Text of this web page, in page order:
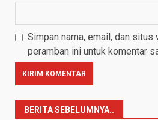
Simpan nama, email, dan situs
peramban ini untuk komentar
BERITA SEBELUMNYA..